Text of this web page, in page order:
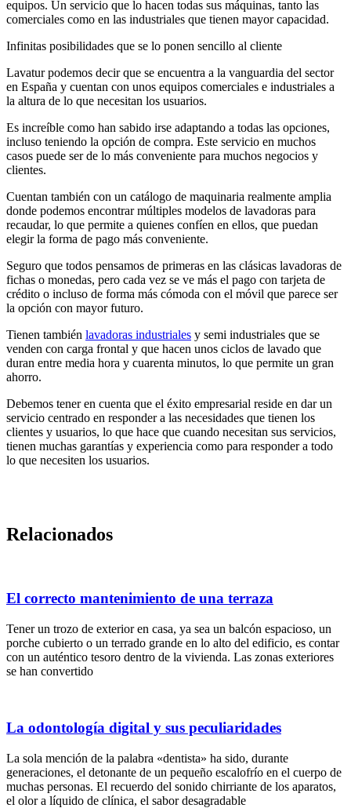
equipos. Un servicio que lo hacen todas sus máquinas, tanto las
comerciales como en las industriales que tienen mayor capacidad.
Infinitas posibilidades que se lo ponen sencillo al cliente
Lavatur podemos decir que se encuentra a la vanguardia del sector
en España y cuentan con unos equipos comerciales e industriales a
la altura de lo que necesitan los usuarios.
Es increíble como han sabido irse adaptando a todas las opciones,
incluso teniendo la opción de compra. Este servicio en muchos
casos puede ser de lo más conveniente para muchos negocios y
clientes.
Cuentan también con un catálogo de maquinaria realmente amplia
donde podemos encontrar múltiples modelos de lavadoras para
recaudar, lo que permite a quienes confíen en ellos, que puedan
elegir la forma de pago más conveniente.
Seguro que todos pensamos de primeras en las clásicas lavadoras de
fichas o monedas, pero cada vez se ve más el pago con tarjeta de
crédito o incluso de forma más cómoda con el móvil que parece ser
la opción con mayor futuro.
Tienen también lavadoras industriales y semi industriales que se
venden con carga frontal y que hacen unos ciclos de lavado que
duran entre media hora y cuarenta minutos, lo que permite un gran
ahorro.
Debemos tener en cuenta que el éxito empresarial reside en dar un
servicio centrado en responder a las necesidades que tienen los
clientes y usuarios, lo que hace que cuando necesitan sus servicios,
tienen muchas garantías y experiencia como para responder a todo
lo que necesiten los usuarios.
Relacionados
El correcto mantenimiento de una terraza
Tener un trozo de exterior en casa, ya sea un balcón espacioso, un
porche cubierto o un terrado grande en lo alto del edificio, es contar
con un auténtico tesoro dentro de la vivienda. Las zonas exteriores
se han convertido
La odontología digital y sus peculiaridades
La sola mención de la palabra «dentista» ha sido, durante
generaciones, el detonante de un pequeño escalofrío en el cuerpo de
muchas personas. El recuerdo del sonido chirriante de los aparatos,
el olor a líquido de clínica, el sabor desagradable